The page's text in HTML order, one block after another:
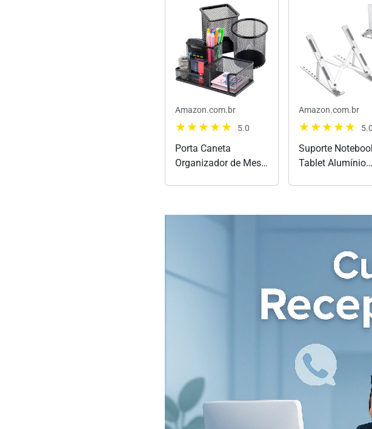
Amazon.com.br
5.0
Porta Caneta
Organizador de Mesa
Amazon.com.br
5.0
Suporte
Tablet Alumínio
Portátil Universal
para Home